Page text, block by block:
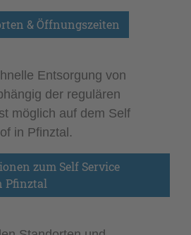
& Öffnungszeiten
Entsorgung von
der regulären
möglich auf dem Self
in Pfinztal.
zum Self Service
Pfinztal